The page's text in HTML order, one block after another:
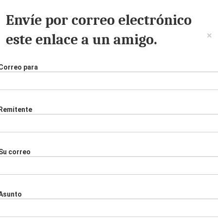
Envíe por correo electrónico
este enlace a un amigo.
×
para
correo